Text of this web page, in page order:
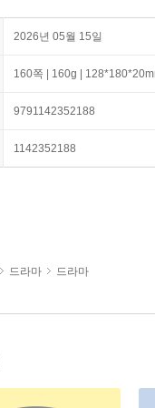
2026년 05월 15일
160쪽 | 160g |
9791142352188
1142352188
드라마 드라마